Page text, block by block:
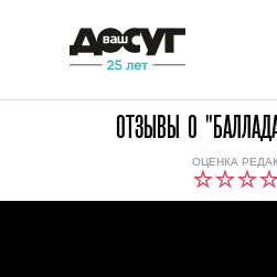
ОТЗЫВЫ О
ОЦЕНКА